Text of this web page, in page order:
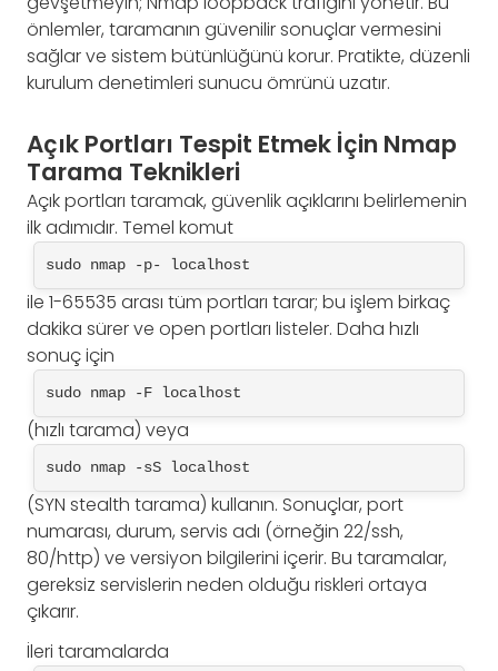
önlemler, taramanın güvenilir sonuçlar vermesini
sağlar ve sistem bütünlüğünü korur. Pratikte, düzenli
kurulum denetimleri sunucu ömrünü uzatır.
Açık Portları Tespit Etmek İçin Nmap
Tarama Teknikleri
Açık portları taramak, güvenlik açıklarını belirlemenin
ilk adımıdır. Temel komut
sudo nmap -p- localhost
ile 1-65535 arası tüm portları tarar; bu işlem birkaç
dakika sürer ve open portları listeler. Daha hızlı
sonuç için
sudo nmap -F localhost
(hızlı tarama) veya
sudo nmap -sS localhost
(SYN stealth tarama) kullanın. Sonuçlar, port
numarası, durum, servis adı (örneğin 22/ssh,
80/http) ve versiyon bilgilerini içerir. Bu taramalar,
gereksiz servislerin neden olduğu riskleri ortaya
çıkarır.
İleri taramalarda